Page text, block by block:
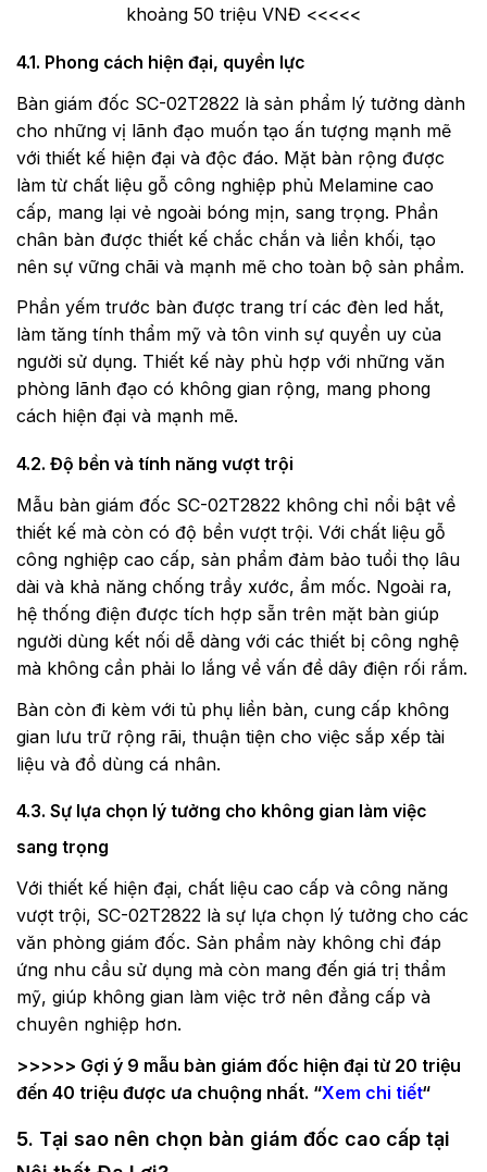
khoảng 50 triệu VNĐ <<<<<
4.1. Phong cách hiện đại, quyền lực
Bàn giám đốc SC-02T2822 là sản phẩm lý tưởng dành
cho những vị lãnh đạo muốn tạo ấn tượng mạnh mẽ
với thiết kế hiện đại và độc đáo. Mặt bàn rộng được
làm từ chất liệu gỗ công nghiệp phủ Melamine cao
cấp, mang lại vẻ ngoài bóng mịn, sang trọng. Phần
chân bàn được thiết kế chắc chắn và liền khối, tạo
nên sự vững chãi và mạnh mẽ cho toàn bộ sản phẩm.
Phần yếm trước bàn được trang trí các đèn led hắt,
làm tăng tính thẩm mỹ và tôn vinh sự quyền uy của
người sử dụng. Thiết kế này phù hợp với những văn
phòng lãnh đạo có không gian rộng, mang phong
cách hiện đại và mạnh mẽ.
4.2. Độ bền và tính năng vượt trội
Mẫu bàn giám đốc SC-02T2822 không chỉ nổi bật về
thiết kế mà còn có độ bền vượt trội. Với chất liệu gỗ
công nghiệp cao cấp, sản phẩm đảm bảo tuổi thọ lâu
dài và khả năng chống trầy xước, ẩm mốc. Ngoài ra,
hệ thống điện được tích hợp sẵn trên mặt bàn giúp
người dùng kết nối dễ dàng với các thiết bị công nghệ
mà không cần phải lo lắng về vấn đề dây điện rối rắm.
Bàn còn đi kèm với tủ phụ liền bàn, cung cấp không
gian lưu trữ rộng rãi, thuận tiện cho việc sắp xếp tài
liệu và đồ dùng cá nhân.
4.3. Sự lựa chọn lý tưởng cho không gian làm việc
sang trọng
Với thiết kế hiện đại, chất liệu cao cấp và công năng
vượt trội, SC-02T2822 là sự lựa chọn lý tưởng cho các
văn phòng giám đốc. Sản phẩm này không chỉ đáp
ứng nhu cầu sử dụng mà còn mang đến giá trị thẩm
mỹ, giúp không gian làm việc trở nên đẳng cấp và
chuyên nghiệp hơn.
>>>>> Gợi ý 9 mẫu bàn giám đốc hiện đại từ 20 triệu
đến 40 triệu được ưa chuộng nhất. “Xem chi tiết“
5. Tại sao nên chọn bàn giám đốc cao cấp tại